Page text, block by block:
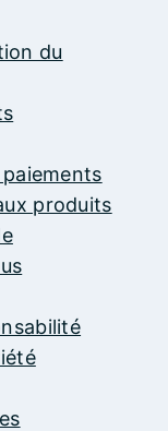
du
paiements
produits